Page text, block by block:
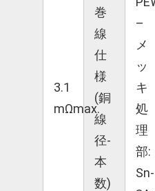
3.1
mΩmax.
巻
線
仕
様
(銅
線
径-
本
数)
–
メ
ッ
キ
処
理
部:
Sn-